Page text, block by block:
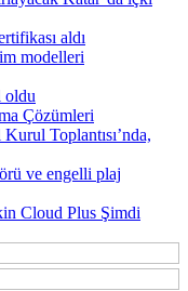
aldı
modelleri
oldu
Çözümleri
Toplantısı’nda,
ve engelli plaj
Cloud Plus Şimdi